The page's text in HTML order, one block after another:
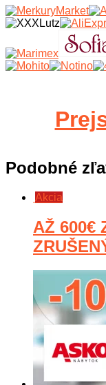
Podobné
Akcia
AŽ 600€